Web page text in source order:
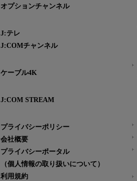
オプションチャンネル
J:テレ
J:COMチャンネル
ケーブル4K
J:COM STREAM
プライバシーポリシー
会社概要
プライバシーポータル
（個人情報の取り扱いについて）
利用規約